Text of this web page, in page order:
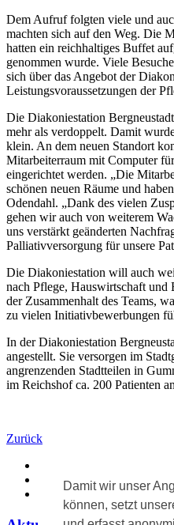
Damit wir unser
können, setzt
Dem Aufruf folgten viele und
machten sich auf den Weg. Die
hatten ein reichhaltiges Buffet
genommen wurde. Viele
sich über das Angebot der
Leistungsvoraussetzungen der
Die Diakoniestation
mehr als verdoppelt. Damit
klein. An dem neuen Standort
Mitarbeiterraum mit Computer
eingerichtet werden. „Die
schönen neuen Räume und
Odendahl. „Dank des vielen
gehen wir auch von weiterem
uns verstärkt geänderten
Palliativversorgung für unsere
Die Diakoniestation will auch
nach Pflege, Hauswirtschaft
der Zusammenhalt des Teams,
zu vielen Initiativbewerbungen
In der Diakoniestation
angestellt. Sie versorgen im
angrenzenden Stadtteilen in
im Reichshof ca. 200 Patienten
Zurück
Aktuelles
›
Aktuelle Meldung